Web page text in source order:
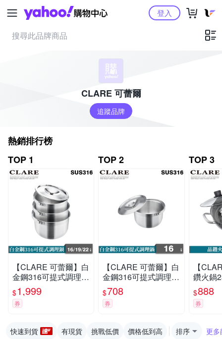
Yahoo購物中心登入
CLARE 可蕾爾
追蹤品牌
熱銷排行榜
TOP 1
【CLARE 可蕾爾】白
金鋼316可提式調理鍋
16+19+22cm
$1,999
券
TOP 2
【CLARE 可蕾爾】白
金鋼316可提式調理鍋
16cm
$708
券
TOP 3
【
鑽火鍋
$888
券
快速到貨 有現貨 挑戰低價 價格低到高 排序 更多